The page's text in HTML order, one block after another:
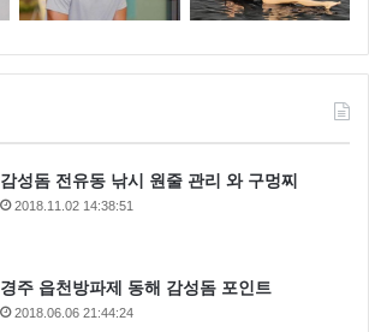
감성돔 전유동 낚시 원줄 관리 와 구멍찌
2018.11.02 14:38:51
경주 읍천방파제 동해 감성돔 포인트
2018.06.06 21:44:24